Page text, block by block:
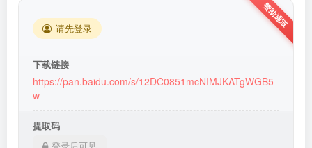
请先登录
下载链接
https://pan.baidu.com/s/12DC0851mcNIMJKATgWGB5
w
提取码